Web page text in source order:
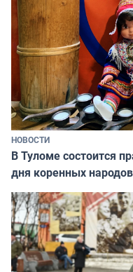
НОВОСТИ
В Туломе состоится
дня коренных